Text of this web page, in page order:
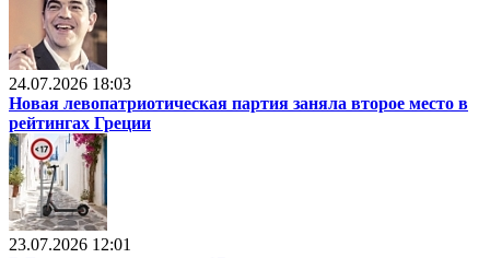
24.07.2026 18:03
Новая левопатриотическая партия заняла второе место в
рейтингах Греции
23.07.2026 12:01